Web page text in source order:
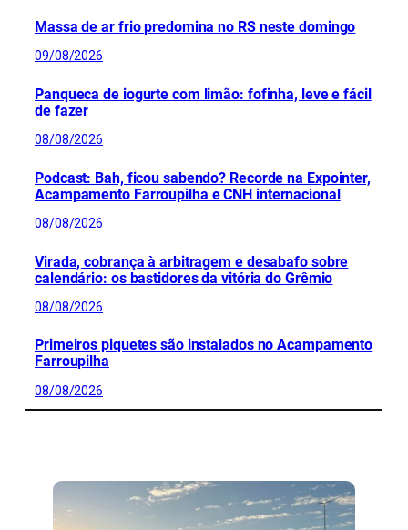
Massa de ar frio predomina no RS neste domingo
09/08/2026
Panqueca de iogurte com limão: fofinha, leve e fácil
de fazer
08/08/2026
Podcast: Bah, ficou sabendo? Recorde na Expointer,
Acampamento Farroupilha e CNH internacional
08/08/2026
Virada, cobrança à arbitragem e desabafo sobre
calendário: os bastidores da vitória do Grêmio
08/08/2026
Primeiros piquetes são instalados no Acampamento
Farroupilha
08/08/2026